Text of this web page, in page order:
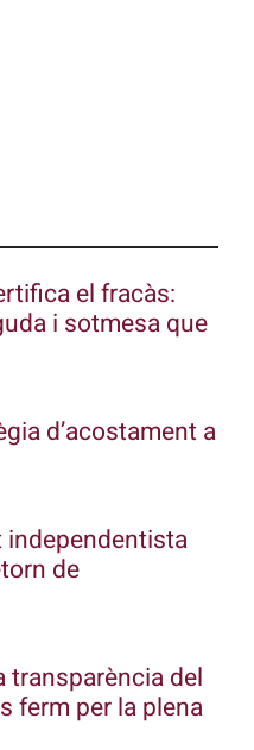
el fracàs:
i sotmesa que
d’acostament a
independentista
de
transparència del
ferm per la plena